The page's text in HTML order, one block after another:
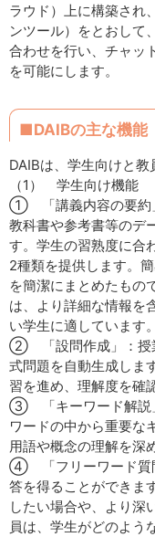
ラウド）上に構築され
ンツール）をとおして
合わせを行い、チャッ
を可能にします。
■DAIBの主な機能
DAIBは、学生向けと教
（1） 学生向け機能
① 「講義内容の要約
教科書や参考書等のデ
す。学生の習熟度に合
2種類を提供します。
を簡潔にまとめたもの
は、より詳細な情報を
い学生に適しています。
② 「設問作成」：授
式問題を自動生成しま
習を進め、理解度を確
③ 「キーワード解説
ワードの中から重要な
用語や概念の理解を深
④ 「フリーワード質
答を得ることができま
したい場合や、より深
員は、学生がどのよう